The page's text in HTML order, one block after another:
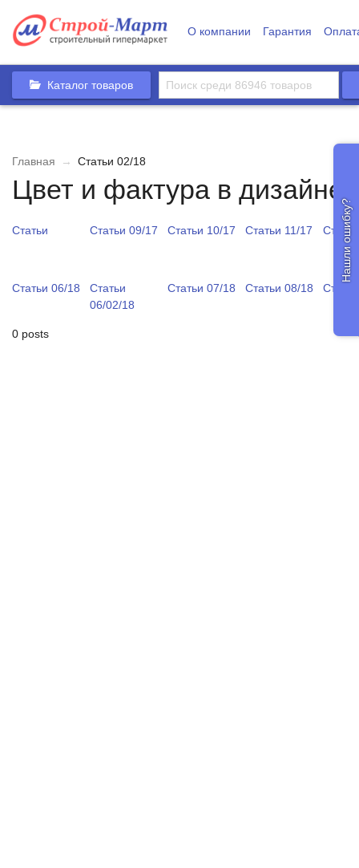
О компании Гарантия
Каталог товаров
Главная → Статьи 02/18
Цвет и фактура в дизайне
Статьи Статьи 09/17 Статьи 10/17 Статьи 11/17
Статьи 06/18
Статьи
06/02/18
Статьи 07/18 Статьи 08/18
0 posts
Нашли ошибку?